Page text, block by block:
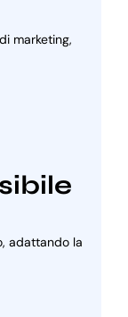
marketing,
adattando la